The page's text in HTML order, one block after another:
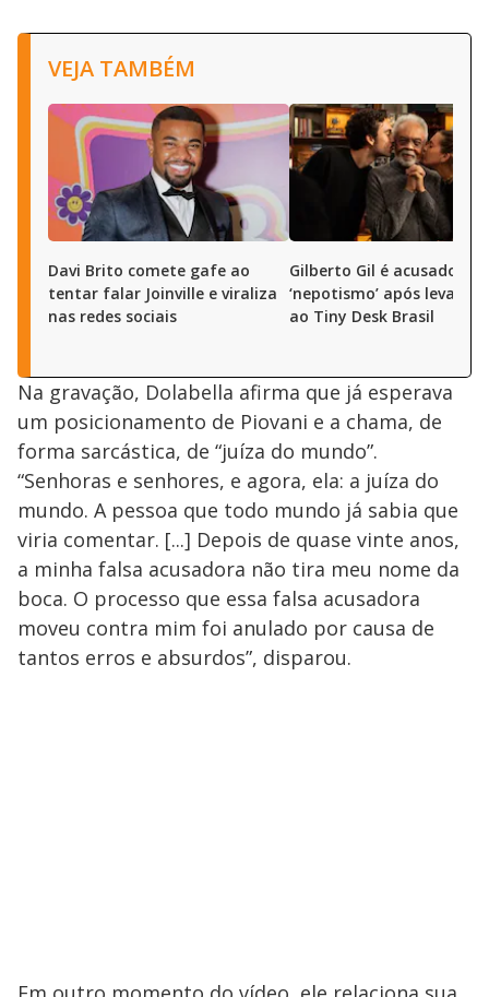
VEJA TAMBÉM
Davi Brito comete gafe ao
tentar falar Joinville e viraliza
nas redes sociais
Gilberto Gil é acusado de
‘nepotismo’ após levar
ao Tiny Desk Brasil
Na gravação, Dolabella afirma que já esperava
um posicionamento de Piovani e a chama, de
forma sarcástica, de “juíza do mundo”.
“Senhoras e senhores, e agora, ela: a juíza do
mundo. A pessoa que todo mundo já sabia que
viria comentar. [...] Depois de quase vinte anos,
a minha falsa acusadora não tira meu nome da
boca. O processo que essa falsa acusadora
moveu contra mim foi anulado por causa de
tantos erros e absurdos”, disparou.